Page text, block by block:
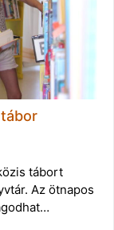
tábort
Az ötnapos